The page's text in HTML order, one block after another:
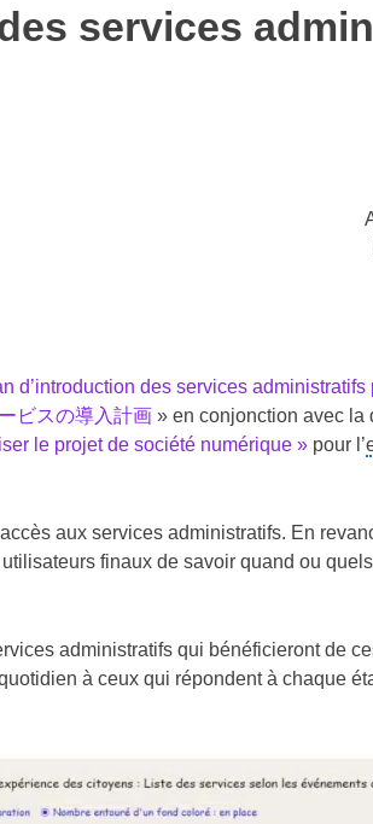
services
d’introduction des services
ビスの導入計画 » en conjonction avec la
le projet de société numérique » pour l’
aux services administratifs. En
finaux de savoir quand ou
administratifs qui bénéficieront de
à ceux qui répondent à chaque